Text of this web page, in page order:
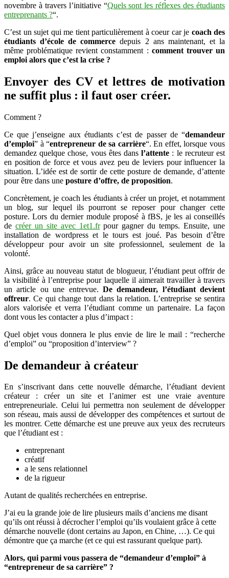
novembre à travers l’initiative “Quels sont les réflexes des étudiants
entreprenants ?“.
C’est un sujet qui me tient particulièrement à coeur car je coach des
étudiants d’école de commerce depuis 2 ans maintenant, et la
même problématique revient constamment : comment trouver un
emploi alors que c’est la crise ?
Envoyer des CV et lettres de motivation
ne suffit plus : il faut oser créer.
Comment ?
Ce que j’enseigne aux étudiants c’est de passer de “demandeur
d’emploi” à “entrepreneur de sa carrière“. En effet, lorsque vous
demandez quelque chose, vous êtes dansl’attente : le recruteur est
en position de force et vous avez peu de leviers pour influencer la
situation. L’idée est de sortir de cette posture de demande, d’attente
pour être dans une posture d’offre, de proposition.
Concrètement, je coach les étudiants à créer un projet, et notamment
un blog, sur lequel ils pourront se reposer pour changer cette
posture. Lors du dernier module proposé à fBS, je les ai conseillés
de créer un site avec 1et1.frpour gagner du temps. Ensuite, une
installation de wordpress et le tours est joué. Pas besoin d’être
développeur pour avoir un site professionnel, seulement de la
volonté.
Ainsi, grâce au nouveau statut de blogueur, l’étudiant peut offrir de
la visibilité à l’entreprise pour laquelle il aimerait travailler à travers
un article ou une entrevue. De demandeur, l’étudiant devient
offreur. Ce qui change tout dans la relation. L’entreprise se sentira
alors valorisée et verra l’étudiant comme un partenaire. La façon
dont vous les contacter a plus d’impact :
Quel objet vous donnera le plus envie de lire le mail : “recherche
d’emploi” ou “proposition d’interview” ?
De demandeur à créateur
En s’inscrivant dans cette nouvelle démarche, l’étudiant devient
créateur : créer un site et l’animer est une vraie aventure
entrepreneuriale. Celui lui permettra non seulement de développer
son réseau, mais aussi de développer des compétences et surtout de
les montrer. Cette démarche est une preuve aux yeux des recruteurs
que l’étudiant est :
entreprenant
créatif
a le sens relationnel
de la rigueur
Autant de qualités recherchées en entreprise.
J’ai eu la grande joie de lire plusieurs mails d’anciens me disant
qu’ils ont réussi à décrocher l’emploi qu’ils voulaient grâce à cette
démarche nouvelle (dont certains au Japon, en Chine, …). Ce qui
démontre que ça marche (et ce qui est rassurant quelque part).
Alors, qui parmi vous passera de “demandeur d’emploi” à
“entrepreneur de sa carrière” ?